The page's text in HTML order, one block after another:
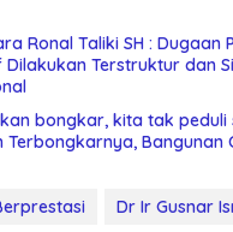
Ronal Taliki SH :
Sistimatis. Polda Gorontalo Diminta
bongkar, kita tak peduli
Terbongkarnya,
Dr Ir Gusnar